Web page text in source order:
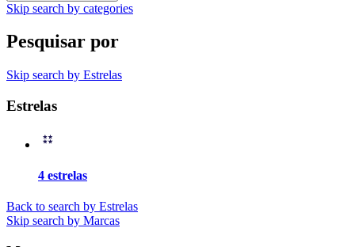
Skip search by categories
Pesquisar por
Skip search by Estrelas
Estrelas
4 estrelas
Back to search by Estrelas
Skip search by Marcas